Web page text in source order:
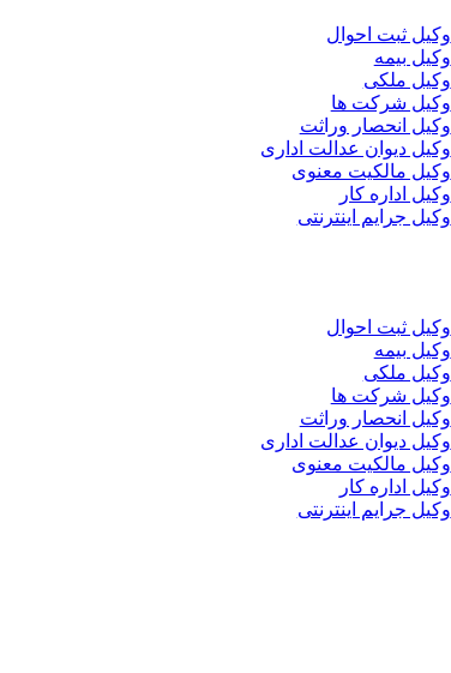
وکیل ثبت احوال
وکیل بیمه
وکیل ملکی
وکیل شرکت ها
وکیل انحصار وراثت
وکیل دیوان عدالت اداری
وکیل مالکیت معنوی
وکیل اداره کار
وکیل جرایم اینترنتی
وکیل ثبت احوال
وکیل بیمه
وکیل ملکی
وکیل شرکت ها
وکیل انحصار وراثت
وکیل دیوان عدالت اداری
وکیل مالکیت معنوی
وکیل اداره کار
وکیل جرایم اینترنتی